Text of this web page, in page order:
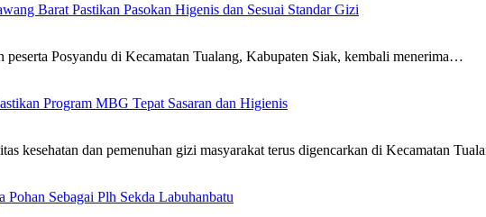
Barat Pastikan Pasokan Higenis dan Sesuai Standar Gizi
Posyandu di Kecamatan Tualang, Kabupaten Siak, kembali menerima…
Program MBG Tepat Sasaran dan Higienis
kesehatan dan pemenuhan gizi masyarakat terus digencarkan di Kecamatan
Sebagai Plh Sekda Labuhanbatu